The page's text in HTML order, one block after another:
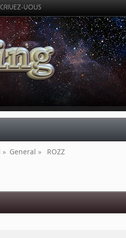
VOUS
» General » ROZZ